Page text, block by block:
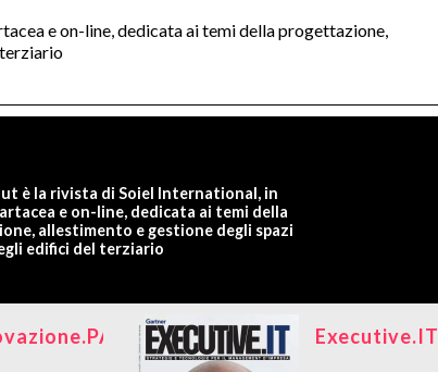
e on-line, dedicata ai temi della progettazione,
è la rivista di Soiel International, in
e on-line, dedicata ai temi della
allestimento e gestione degli spazi
edifici del terziario
Executive.IT